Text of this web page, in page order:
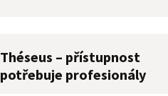
Théseus – přístupnost
potřebuje profesionály